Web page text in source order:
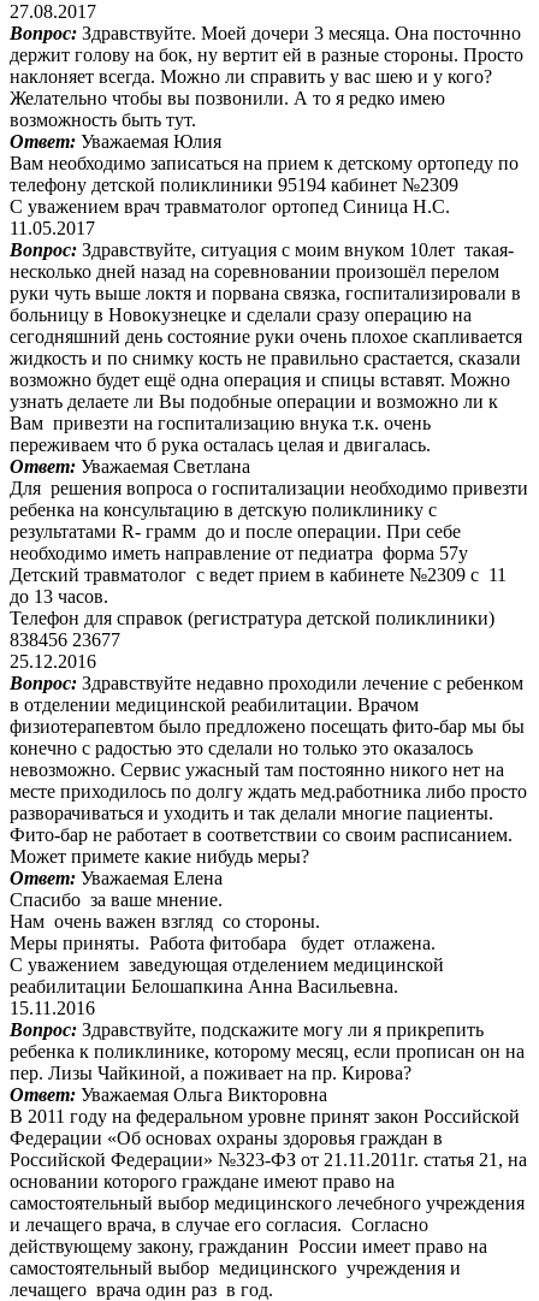
27.08.2017
Вопрос: Здравствуйте. Моей дочери 3 месяца. Она посточнно
держит голову на бок, ну вертит ей в разные стороны. Просто
наклоняет всегда. Можно ли справить у вас шею и у кого?
Желательно чтобы вы позвонили. А то я редко имею
возможность быть тут.
Ответ: Уважаемая Юлия
Вам необходимо записаться на прием к детскому ортопеду по
телефону детской поликлиники 95194 кабинет №2309
С уважением врач травматолог ортопед Синица Н.С.
11.05.2017
Вопрос: Здравствуйте, ситуация с моим внуком 10лет такая-
несколько дней назад на соревновании произошёл перелом
руки чуть выше локтя и порвана связка, госпитализировали в
больницу в Новокузнецке и сделали сразу операцию на
сегодняшний день состояние руки очень плохое скапливается
жидкость и по снимку кость не правильно срастается, сказали
возможно будет ещё одна операция и спицы вставят. Можно
узнать делаете ли Вы подобные операции и возможно ли к
Вам привезти на госпитализацию внука т.к. очень
переживаем что б рука осталась целая и двигалась.
Ответ: Уважаемая Светлана
Для решения вопроса о госпитализации необходимо привезти
ребенка на консультацию в детскую поликлинику с
результатами R- грамм до и после операции. При себе
необходимо иметь направление от педиатра форма 57у
Детский травматолог с ведет прием в кабинете №2309 с 11
до 13 часов.
Телефон для справок (регистратура детской поликлиники)
838456 23677
25.12.2016
Вопрос: Здравствуйте недавно проходили лечение с ребенком
в отделении медицинской реабилитации. Врачом
физиотерапевтом было предложено посещать фито-бар мы бы
конечно с радостью это сделали но только это оказалось
невозможно. Сервис ужасный там постоянно никого нет на
месте приходилось по долгу ждать мед.работника либо просто
разворачиваться и уходить и так делали многие пациенты.
Фито-бар не работает в соответствии со своим расписанием.
Может примете какие нибудь меры?
Ответ: Уважаемая Елена
Спасибо за ваше мнение.
Нам очень важен взгляд со стороны.
Меры приняты. Работа фитобара будет отлажена.
С уважением заведующая отделением медицинской
реабилитации Белошапкина Анна Васильевна.
15.11.2016
Вопрос: Здравствуйте, подскажите могу ли я прикрепить
ребенка к поликлинике, которому месяц, если прописан он на
пер. Лизы Чайкиной, а поживает на пр. Кирова?
Ответ: Уважаемая Ольга Викторовна
В 2011 году на федеральном уровне принят закон Российской
Федерации «Об основах охраны здоровья граждан в
Российской Федерации» №323-ФЗ от 21.11.2011г. статья 21, на
основании которого граждане имеют право на
самостоятельный выбор медицинского лечебного учреждения
и лечащего врача, в случае его согласия. Согласно
действующему закону, гражданин России имеет право на
самостоятельный выбор медицинского учреждения и
лечащего врача один раз в год.